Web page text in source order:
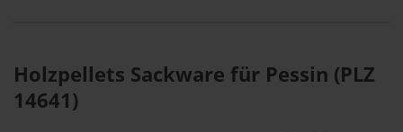
Holzpellets Sackware für Pessin (PLZ
14641)